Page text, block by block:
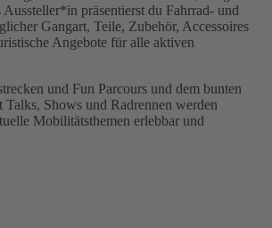
präsentierst du Fahrrad- und
Gangart, Teile, Zubehör, Accessoires
Angebote für alle aktiven
und Fun Parcours und dem bunten
Talks, Shows und Radrennen werden
Mobilitätsthemen erlebbar und